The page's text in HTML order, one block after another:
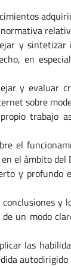
y
en
y evaluar
sobre
trabajo
el
el ámbito del
y profundo
conclusiones
de un modo
las